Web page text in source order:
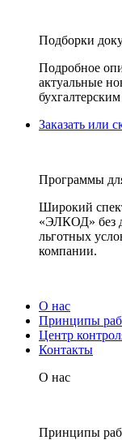
Подборки
Подробное
актуальные
Заказать или
Программы
Широкий
«ЭЛКОД» без
льготных
компании.
О нас
Принципы
Центр
Контакты
О нас
Принципы